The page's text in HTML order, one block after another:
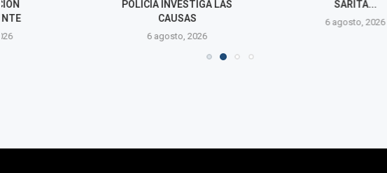
POLICÍA INVESTIGA LAS
SARITA...